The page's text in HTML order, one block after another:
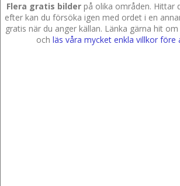
Flera gratis bilder på olika områden. Hittar
efter kan du försöka igen med ordet i en
gratis när du anger källan. Länka gärna hit
och läs våra mycket enkla villkor före